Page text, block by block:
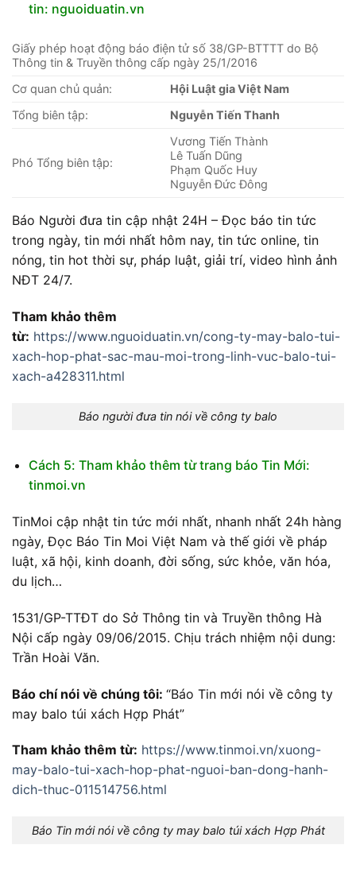
tin: nguoiduatin.vn
Giấy phép hoạt động báo điện tử số 38/GP-BTTTT do Bộ
Thông tin & Truyền thông cấp ngày 25/1/2016
Cơ quan chủ quản:
Hội Luật gia Việt Nam
Tổng biên tập:
Nguyễn Tiến Thanh
Phó Tổng biên tập:
Vương Tiến Thành
Lê Tuấn Dũng
Phạm Quốc Huy
Nguyễn Đức Đông
Báo Người đưa tin cập nhật 24H – Đọc báo tin tức
trong ngày, tin mới nhất hôm nay, tin tức online, tin
nóng, tin hot thời sự, pháp luật, giải trí, video hình ảnh
NĐT 24/7.
Tham khảo thêm
từ: https://www.nguoiduatin.vn/cong-ty-may-balo-tui-
xach-hop-phat-sac-mau-moi-trong-linh-vuc-balo-tui-
xach-a428311.html
Báo người đưa tin nói về công ty balo
Cách 5: Tham khảo thêm từ trang báo Tin Mới:
tinmoi.vn
TinMoi cập nhật tin tức mới nhất, nhanh nhất 24h hàng
ngày, Đọc Báo Tin Moi Việt Nam và thế giới về pháp
luật, xã hội, kinh doanh, đời sống, sức khỏe, văn hóa,
du lịch…
1531/GP-TTĐT do Sở Thông tin và Truyền thông Hà
Nội cấp ngày 09/06/2015. Chịu trách nhiệm nội dung:
Trần Hoài Văn.
Báo chí nói về chúng tôi: “Báo Tin mới nói về công ty
may balo túi xách Hợp Phát”
Tham khảo thêm từ: https://www.tinmoi.vn/xuong-
may-balo-tui-xach-hop-phat-nguoi-ban-dong-hanh-
dich-thuc-011514756.html
Báo Tin mới nói về công ty may balo túi xách Hợp Phát